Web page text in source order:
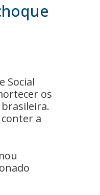
Social
os
a